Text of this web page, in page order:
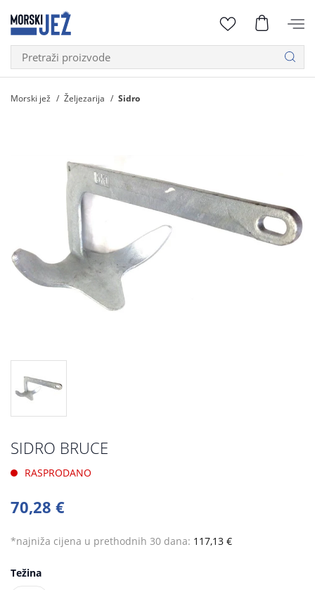
Morski jež Željezarija Sidro
SIDRO BRUCE
RASPRODANO
70,28 €
*najniža cijena u prethodnih 30 dana: 117,13 €
Težina